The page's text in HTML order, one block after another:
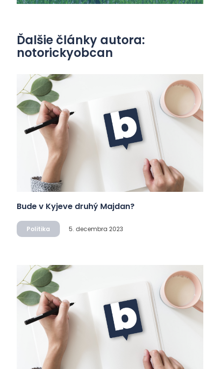
Ďalšie články autora:
notorickyobcan
Bude v Kyjeve druhý Majdan?
Politika 5. decembra 2023